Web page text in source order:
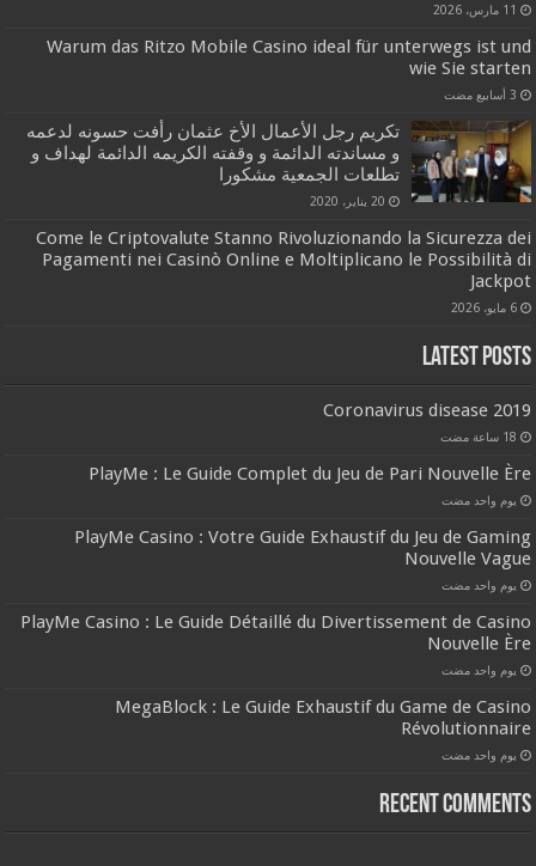
11 مارس، 2026
Warum das Ritzo Mobile Casino ideal für unterwegs ist und
wie Sie starten
تكريم رجل الأعمال الأخ عثمان رأفت حسونه لدعمه
و مساندته الدائمة و وقفته الكريمه الدائمة لهداف و
تطلعات الجمعية مشكورا
20 يناير، 2020
Come le Criptovalute Stanno Rivoluzionando la Sicurezza dei
Pagamenti nei Casinò Online e Moltiplicano le Possibilità di
Jackpot
6 مايو، 2026
Latest Posts
Coronavirus disease 2019
PlayMe : Le Guide Complet du Jeu de Pari Nouvelle Ère
‏يوم واحد مضت
PlayMe Casino : Votre Guide Exhaustif du Jeu de Gaming
Nouvelle Vague
‏يوم واحد مضت
PlayMe Casino : Le Guide Détaillé du Divertissement de Casino
Nouvelle Ère
‏يوم واحد مضت
MegaBlock : Le Guide Exhaustif du Game de Casino
Révolutionnaire
‏يوم واحد مضت
Recent Comments